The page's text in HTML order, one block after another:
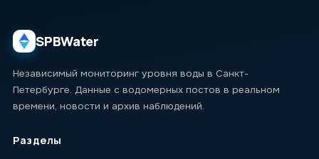
SPBWater
Независимый мониторинг уровня воды в Санкт-
Петербурге. Данные с водомерных постов в реальном
времени, новости и архив наблюдений.
Разделы